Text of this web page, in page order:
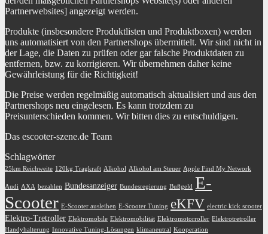
Partnerwebsites] angezeigt werden.
Produkte (insbesondere Produktlisten und Produktboxen) werden
uns automatisiert von den Partnershops übermittelt. Wir sind nicht in
der Lage, die Daten zu prüfen oder gar falsche Produktdaten zu
entfernen, bzw. zu korrigieren. Wir übernehmen daher keine
Gewährleistung für die Richtigkeit!
Die Preise werden regelmäßig automatisch aktualisiert und aus den
Partnershops neu eingelesen. Es kann trotzdem zu
Preisunterschieden kommen. Wir bitten dies zu entschuldigen.
Das escooter-szene.de Team
Schlagwörter
25km Reichweite 120kg Tragkraft Alkohol Alkohol am Steuer Apple Find My Network
Audi AXA bezahlen Bundesanzeiger Bundesregierung Bußgeld E-
Scooter E-Scooter ausleihen E-Scooter Tuning eKFV electric kick scooter
Elektro-Tretroller Elektromobile Elektromobilität Elektromotorroller Elektrotretroller
Handyhalterung Innovative Tuning-Lösungen klimaneutral Kooperation